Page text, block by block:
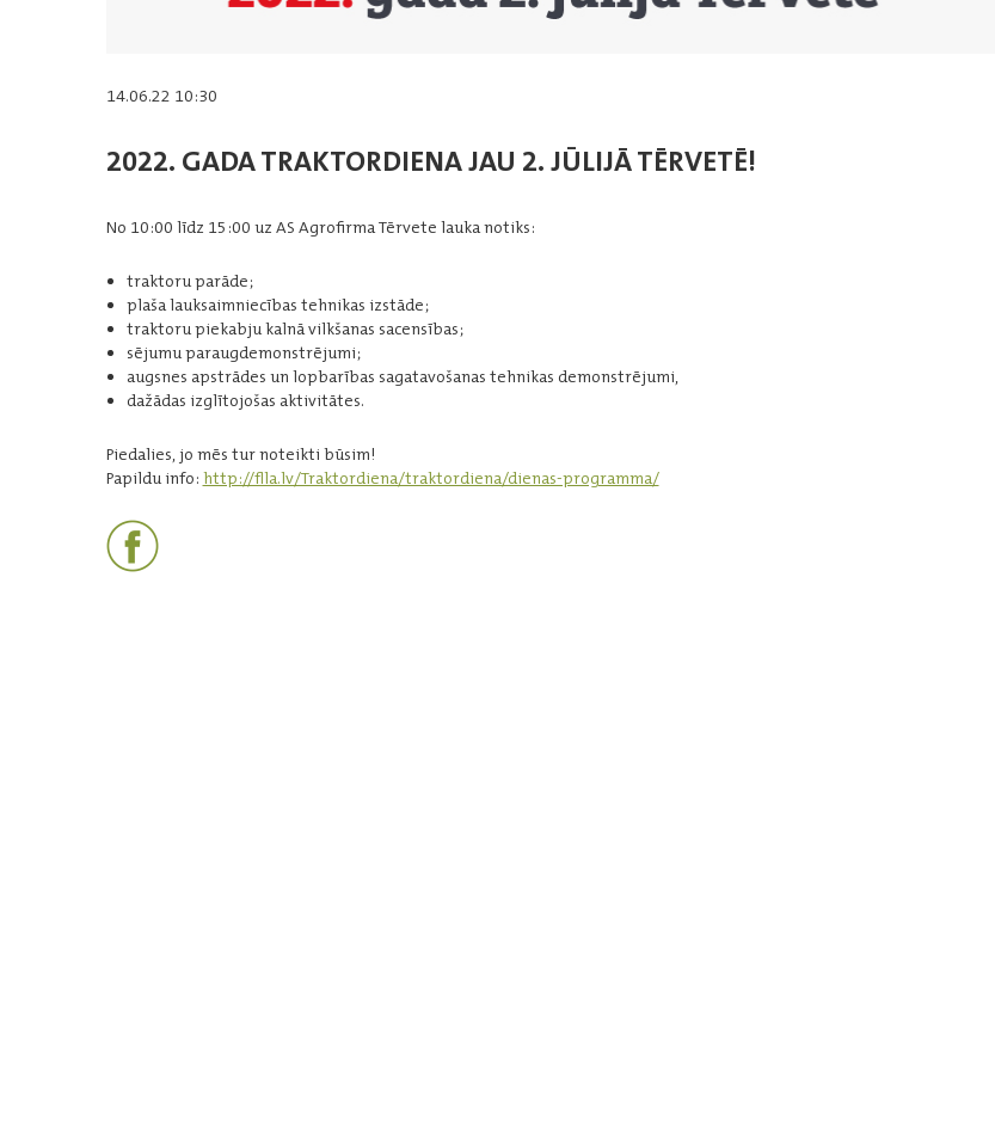
14.06.22 10:30
2022. GADA TRAKTORDIENA JAU 2. JŪLIJĀ TĒRVETĒ!
No 10:00 līdz 15:00 uz AS Agrofirma Tērvete lauka notiks:
traktoru parāde;
plaša lauksaimniecības tehnikas izstāde;
traktoru piekabju kalnā vilkšanas sacensības;
sējumu paraugdemonstrējumi;
augsnes apstrādes un lopbarības sagatavošanas tehnikas demonstrējumi,
dažādas izglītojošas aktivitātes.
Piedalies, jo mēs tur noteikti būsim!
Papildu info: http://flla.lv/Traktordiena/traktordiena/dienas-programma/